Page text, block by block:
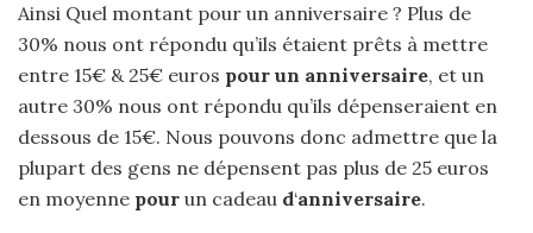
Ainsi Quel montant pour un anniversaire ? Plus de
30% nous ont répondu qu’ils étaient prêts à mettre
entre 15€ & 25€ euros pour un anniversaire, et un
autre 30% nous ont répondu qu’ils dépenseraient en
dessous de 15€. Nous pouvons donc admettre que la
plupart des gens ne dépensent pas plus de 25 euros
en moyenne pour un cadeau d‘anniversaire.